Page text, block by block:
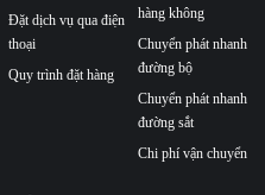
Đặt dịch vụ qua điện
thoại
Quy trình đặt hàng
hàng không
Chuyển phát nhanh
đường bộ
Chuyển phát nhanh
đường sắt
Chi phí vận chuyển